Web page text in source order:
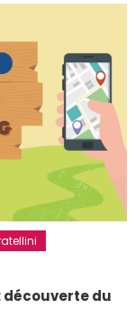
découverte du